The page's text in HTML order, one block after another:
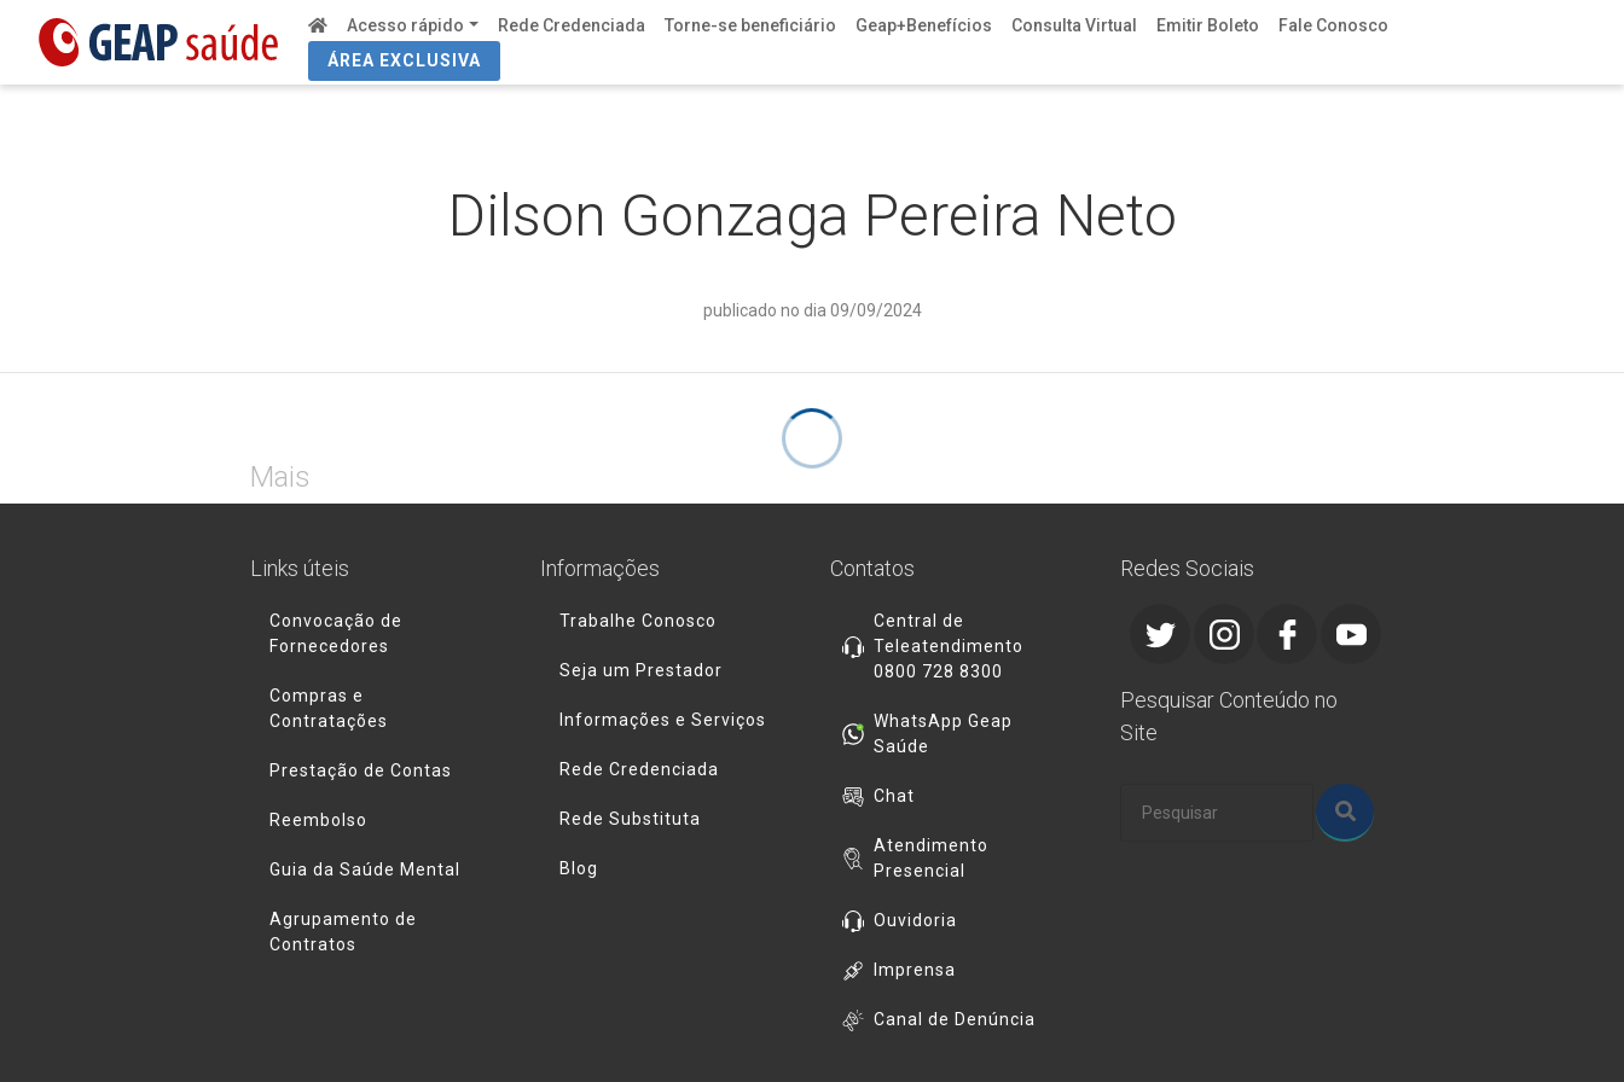
Acesso rápido Rede Credenciada Torne-se beneficiário Geap+Benefícios Consulta Virtual Emitir Boleto
Fale Conosco
ÁREA EXCLUSIVA
Dilson Gonzaga Pereira Neto
publicado no dia 09/09/2024
Mais
Links úteis
Convocação de
Fornecedores
Compras e
Contratações
Prestação de Contas
Reembolso
Guia da Saúde Mental
Agrupamento de
Contratos
Informações
Trabalhe Conosco
Seja um Prestador
Informações e Serviços
Rede Credenciada
Rede Substituta
Blog
Contatos
Central de
Teleatendimento
0800 728 8300
WhatsApp Geap
Saúde
Chat
Atendimento
Presencial
Ouvidoria
Imprensa
Canal de Denúncia
Redes Sociais
Pesquisar Conteúdo no
Site